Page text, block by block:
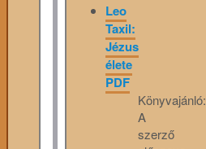
Leo
Taxil:
Jézus
élete
PDF
Könyvajánló:
A
szerző